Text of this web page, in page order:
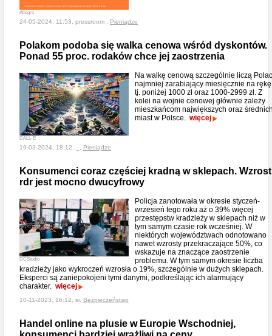
Allegro
24-05-2024, 11:53, pressroom , Pieniądze
Polakom podoba się walka cenowa wśród dyskontów.
Ponad 55 proc. rodaków chce jej zaostrzenia
DALL-E
Na walkę cenową szczególnie liczą
najmniej zarabiający miesięcznie na
tj. poniżej 1000 zł oraz 1000-2999 zł. Z
kolei na wojnie cenowej głównie zależy
mieszkańcom największych oraz
miast w Polsce. więcej
19-03-2024, 18:12, _, Pieniądze
Konsumenci coraz częściej kradną w sklepach. Wzrost
rdr jest mocno dwucyfrowy
DCStudio
Policja zanotowała w okresie styczeń-
wrzesień tego roku aż o 39% więcej
przestępstw kradzieży w sklepach niż w
tym samym czasie rok wcześniej. W
niektórych województwach odnotowano
nawet wzrosty przekraczające 50%, co
wskazuje na znaczące zaostrzenie
problemu. W tym samym okresie liczba
kradzieży jako wykroczeń wzrosła o 19%, szczególnie w dużych sklepach.
Eksperci są zaniepokojeni tymi danymi, podkreślając ich alarmujący
charakter. więcej
10-11-2023, 16:12, si, Bezpieczeństwo
Handel online na plusie w Europie Wschodniej,